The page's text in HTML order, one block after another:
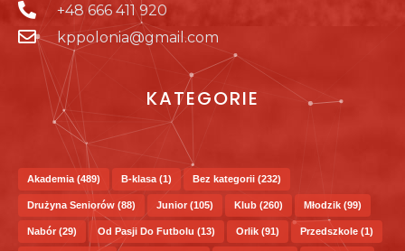
+48 666 411 920
kppolonia@gmail.com
KATEGORIE
Akademia (489) B-klasa (1) Bez kategorii (232)
Drużyna Seniorów (88) Junior (105) Klub (260) Młodzik (99)
Nabór (29) Od Pasji Do Futbolu (13) Orlik (91) Przedszkole (1)